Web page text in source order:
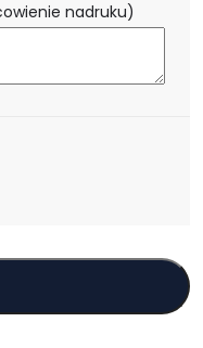
nadruku)